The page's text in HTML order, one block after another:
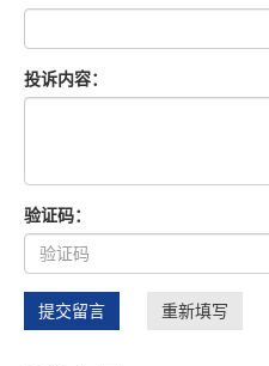
投诉内容：
验证码：
提交留言 重新填写